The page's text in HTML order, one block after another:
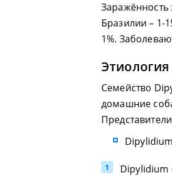
Заражённость
Бразилии – 1-
1%.
Семейство
домашние
Dipylidium